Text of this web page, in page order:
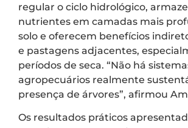
regular o ciclo hidrológico,
nutrientes em camadas mais
solo e oferecem benefícios
e pastagens adjacentes,
períodos de seca. “Não há
agropecuários realmente
presença de árvores”, afirmou
Os resultados práticos